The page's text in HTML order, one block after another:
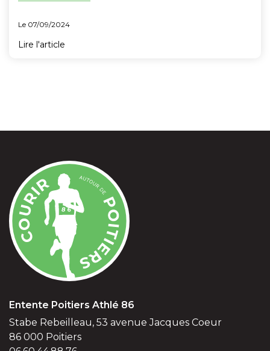
Le 07/09/2024
Lire l'article
Entente Poitiers Athlé 86
Stabe Rebeilleau, 53 avenue Jacques Coeur
86 000 Poitiers